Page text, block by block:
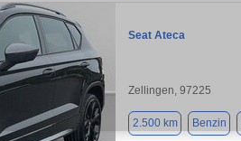
Seat Ateca
Zellingen, 97225
2.500 km Benzin